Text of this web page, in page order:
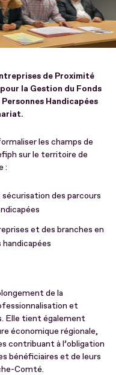
de Proximité
la Gestion du Fonds
Handicapées
les champs de
sur le territoire de
:
sécurisation des parcours
et des branches en
handicapées
de la
et
Elle tient également
économique régionale,
contribuant à l’obligation
bénéficiaires et de leurs
Comté.